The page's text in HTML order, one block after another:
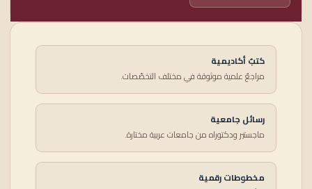
كتبٌ أكاديمية
مراجعٌ علمية موثوقة في مختلف التخصّصات.
رسائل جامعية
ماجستير ودكتوراه من جامعات عربية مختارة.
مخطوطات رقمية